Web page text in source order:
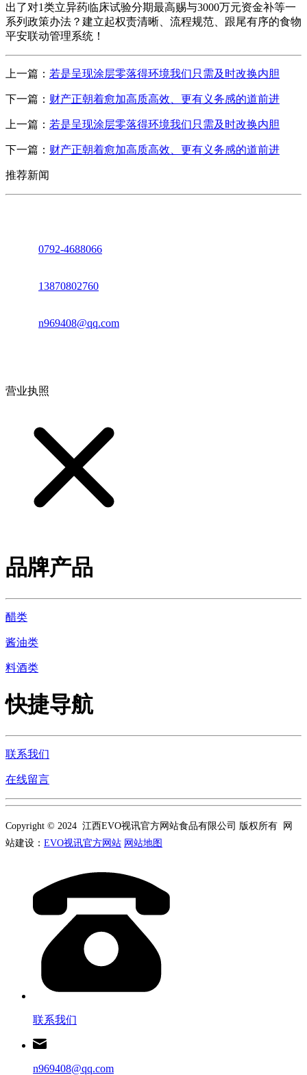
出了对1类立异药临床试验分期最高赐与3000万元资金补等一
系列政策办法？建立起权责清晰、流程规范、跟尾有序的食物
平安联动管理系统！
上一篇： 若是呈现涂层零落得环境我们只需及时改换内胆
下一篇： 财产正朝着愈加高质高效、更有义务感的道前进
上一篇： 若是呈现涂层零落得环境我们只需及时改换内胆
下一篇： 财产正朝着愈加高质高效、更有义务感的道前进
推荐新闻
0792-4688066
13870802760
n969408@qq.com
营业执照
品牌产品
醋类
酱油类
料酒类
快捷导航
联系我们
在线留言
Copyright © 2024 江西EVO视讯官方网站食品有限公司 版权所有 网
站建设： EVO视讯官方网站 网站地图
联系我们
n969408@qq.com